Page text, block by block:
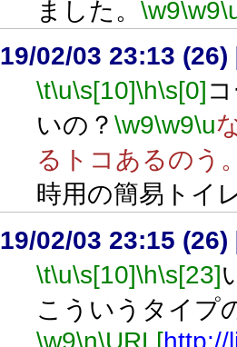
ました。 \w9\w9
19/02/03 23:13 (26)
\t\u\s[10]\h\s[0]
いの？ \w9\w9\u
るトコあるのう
時用の簡易トイ
19/02/03 23:15 (26)
\t\u\s[10]\h\s[23]
こういうタイプ
\w9\n\URL[http://